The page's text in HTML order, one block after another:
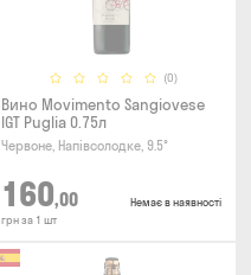
(0)
Вино Movimento Sangiovese
IGT Puglia 0.75л
Червоне, Напівсолодке, 9.5°
160,00
грн за 1 шт
Немає в наявності